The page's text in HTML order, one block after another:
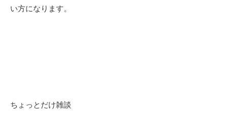
い方になります。
ちょっとだけ雑談